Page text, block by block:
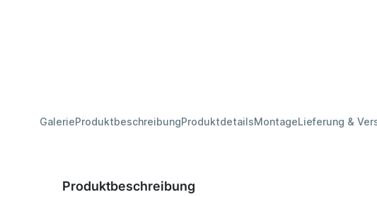
GalerieProduktbeschreibungProduktdetailsMontageLieferung &
Produktbeschreibung